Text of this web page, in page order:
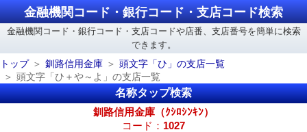
金融機関コード・銀行コード・支店コード検索
金融機関コード・銀行コード・支店コードや店番、支店番号を簡単に検索
できます。
トップ
釧路信用金庫
頭文字「ひ」の支店一覧
頭文字「ひ＋や～よ」の支店一覧
名称タップ検索
釧路信用金庫（ｸｼﾛｼﾝｷﾝ）
コード： 1027